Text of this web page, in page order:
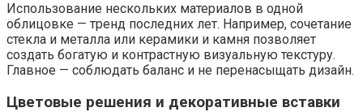
Использование нескольких материалов в одной
облицовке — тренд последних лет. Например, сочетание
стекла и металла или керамики и камня позволяет
создать богатую и контрастную визуальную текстуру.
Главное — соблюдать баланс и не перенасыщать дизайн.
Цветовые решения и декоративные вставки